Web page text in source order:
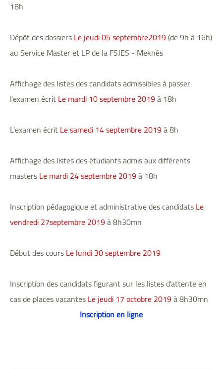
18h
Dépôt des dossiersLe jeudi 05 septembre2019(de 9h à 16h)
au Service Master et LP de la FSJES - Meknès
Affichage des listes des candidats admissibles à passer
l'examen écritLe mardi 10 septembre 2019à 18h
L'examen écritLe samedi 14 septembre 2019à 8h
Affichage des listes des étudiants admis aux différents
mastersLe mardi 24 septembre 2019à 18h
Inscription pédagogique et administrative des candidatsLe
vendredi 27septembre 2019à 8h30mn
Début des coursLe lundi 30 septembre 2019
Inscription des candidats figurant sur les listes d'attente en
cas de places vacantesLe jeudi 17 octobre 2019à 8h30mn
Inscription en ligne